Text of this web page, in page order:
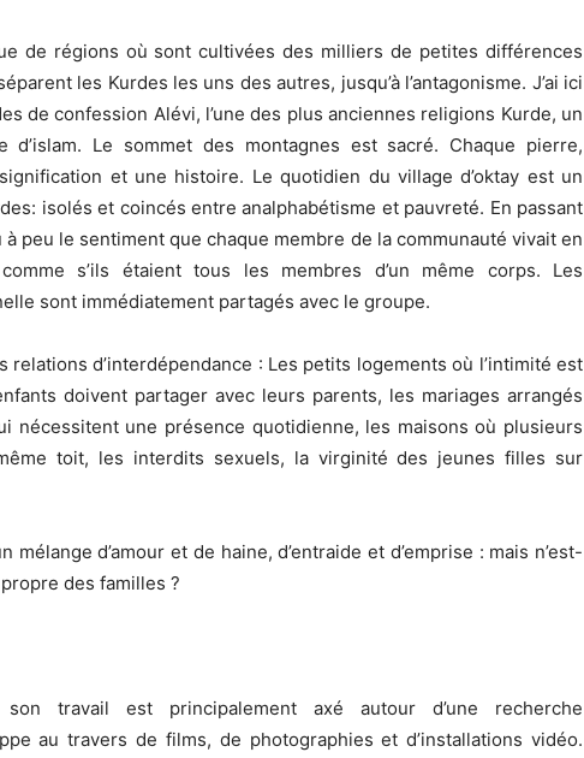
de régions où sont cultivées des milliers de petites différences
les Kurdes les uns des autres, jusqu’à l’antagonisme. J’ai ici
de confession Alévi, l’une des plus anciennes religions Kurde, un
d’islam. Le sommet des montagnes est sacré. Chaque pierre,
et une histoire. Le quotidien du village d’oktay est un
isolés et coincés entre analphabétisme et pauvreté. En passant
à peu le sentiment que chaque membre de la communauté vivait en
s’ils étaient tous les membres d’un même corps. Les
sont immédiatement partagés avec le groupe.
d’interdépendance : Les petits logements où l’intimité est
doivent partager avec leurs parents, les mariages arrangés
nécessitent une présence quotidienne, les maisons où plusieurs
toit, les interdits sexuels, la virginité des jeunes filles sur
d’amour et de haine, d’entraide et d’emprise : mais n’est-
des familles ?
travail est principalement axé autour d’une recherche
au travers de films, de photographies et d’installations vidéo.